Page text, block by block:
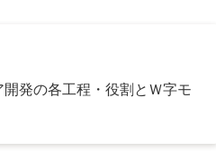
発の各工程・役割とＷ字モ